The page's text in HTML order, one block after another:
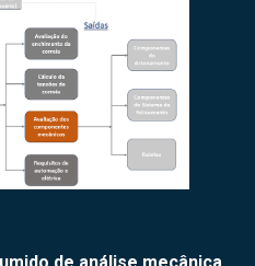
de análise mecânica.